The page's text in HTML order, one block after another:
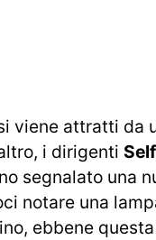
viene attratti da
i dirigenti Self
segnalato una
notare una
ebbene